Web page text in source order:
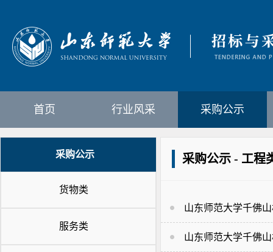
首页 行业风采 采购公示
采购公示
货物类
服务类
采购公示 - 工程
山东师范大学千佛
山东师范大学千佛